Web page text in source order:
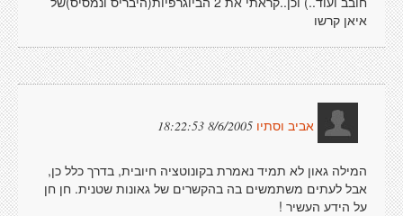
איאן קרשו
אביב וסתיו 8/6/2005 18:22:53
המילה גאון לא תמיד נאמרת בקונוטציה חיובית, בדרך כלל כן,
אבל לעתים משתמשים בה בהקשרים של גאונות שטנית. חן חן
על הידע העשיר !